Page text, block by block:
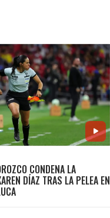
CONDENA LA
DÍAZ TRAS LA PELEA EN